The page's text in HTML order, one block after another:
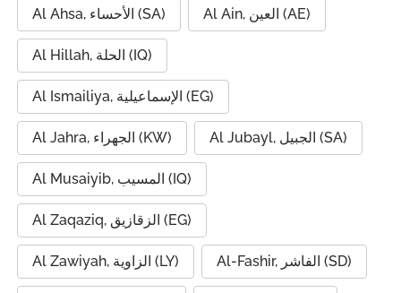
Al Ahsa, الأحساء (SA) Al Ain, العين (AE)
Al Hillah, الحلة (IQ)
Al Ismailiya, الإسماعيلية (EG)
Al Jahra, الجهراء (KW) Al Jubayl, الجبيل (SA)
Al Musaiyib, المسيب (IQ)
Al Zaqaziq, الزقازيق (EG)
Al Zawiyah, الزاوية (LY) Al-Fashir, الفاشر (SD)